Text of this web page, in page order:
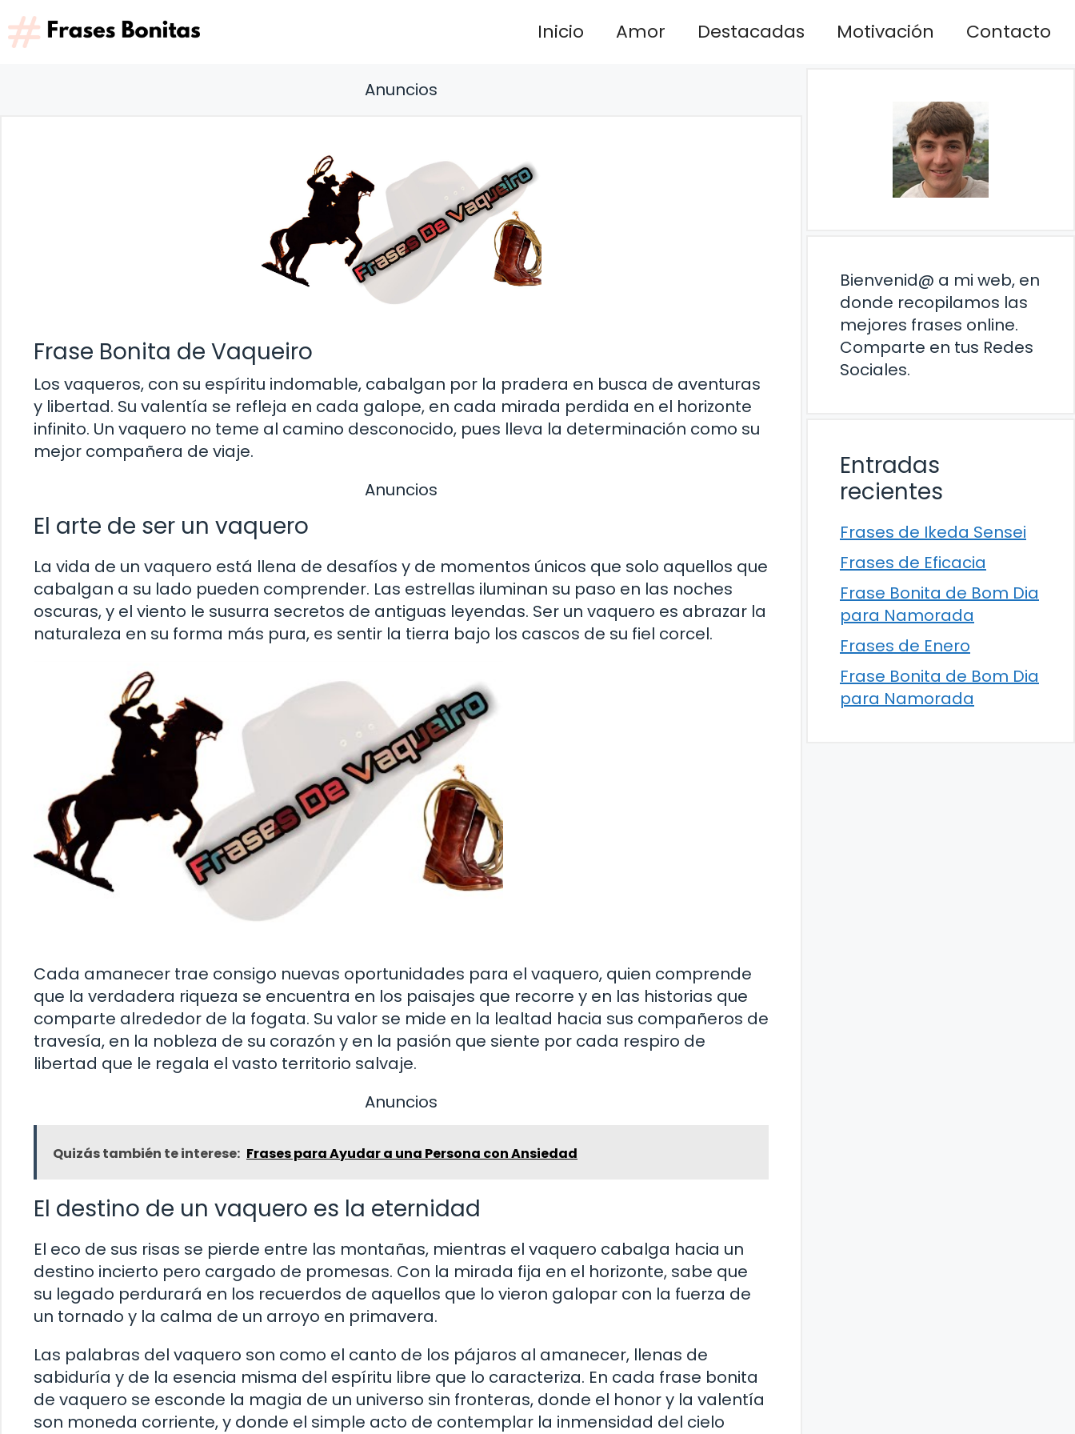
Saltar
al
contenido
Inicio Amor Destacadas Motivación Contacto
Anuncios
Frase Bonita de Vaqueiro
Los vaqueros, con su espíritu indomable, cabalgan por la pradera en busca de aventuras
y libertad. Su valentía se refleja en cada galope, en cada mirada perdida en el horizonte
infinito. Un vaquero no teme al camino desconocido, pues lleva la determinación como su
mejor compañera de viaje.
Anuncios
El arte de ser un vaquero
La vida de un vaquero está llena de desafíos y de momentos únicos que solo aquellos que
cabalgan a su lado pueden comprender. Las estrellas iluminan su paso en las noches
oscuras, y el viento le susurra secretos de antiguas leyendas. Ser un vaquero es abrazar la
naturaleza en su forma más pura, es sentir la tierra bajo los cascos de su fiel corcel.
Cada amanecer trae consigo nuevas oportunidades para el vaquero, quien comprende
que la verdadera riqueza se encuentra en los paisajes que recorre y en las historias que
comparte alrededor de la fogata. Su valor se mide en la lealtad hacia sus compañeros de
travesía, en la nobleza de su corazón y en la pasión que siente por cada respiro de
libertad que le regala el vasto territorio salvaje.
Anuncios
Quizás también te interese: Frases para Ayudar a una Persona con Ansiedad
El destino de un vaquero es la eternidad
El eco de sus risas se pierde entre las montañas, mientras el vaquero cabalga hacia un
destino incierto pero cargado de promesas. Con la mirada fija en el horizonte, sabe que
su legado perdurará en los recuerdos de aquellos que lo vieron galopar con la fuerza de
un tornado y la calma de un arroyo en primavera.
Las palabras del vaquero son como el canto de los pájaros al amanecer, llenas de
sabiduría y de la esencia misma del espíritu libre que lo caracteriza. En cada frase bonita
de vaquero se esconde la magia de un universo sin fronteras, donde el honor y la valentía
son moneda corriente, y donde el simple acto de contemplar la inmensidad del cielo
Bienvenid@ a mi web, en
donde recopilamos las
mejores frases online.
Comparte en tus Redes
Sociales.
Entradas
recientes
Frases de Ikeda Sensei
Frases de Eficacia
Frase Bonita de Bom Dia
para Namorada
Frases de Enero
Frase Bonita de Bom Dia
para Namorada